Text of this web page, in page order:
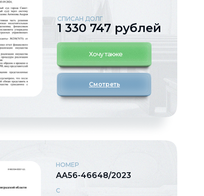
1 330 747 рублей
СПИСАН ДОЛГ
НОМЕР
АА56-46648/2023
С
Хочу также
Смотреть